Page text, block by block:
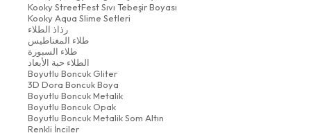
Kooky StreetFest Sıvı Tebeşir Boyası
Kooky Aqua Slime Setleri
رذاذ الطلاء
طلاء المغناطيس
طلاء السبورة
الطلاء حبة الأبعاد
Boyutlu Boncuk Gliter
3D Dora Boncuk Boya
Boyutlu Boncuk Metalik
Boyutlu Boncuk Opak
Boyutlu Boncuk Metalik Som Altın
Renkli İnciler